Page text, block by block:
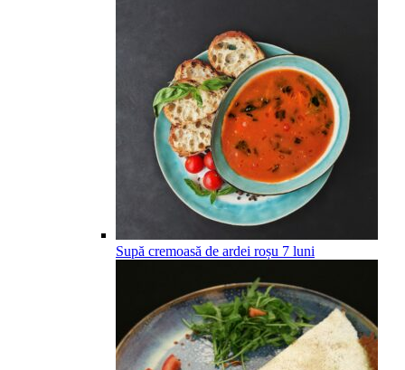
Supă cremoasă de ardei roșu 7 luni